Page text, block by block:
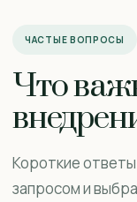
ЧАСТЫЕ ВОПРОСЫ
Что
Короткие
запросом и